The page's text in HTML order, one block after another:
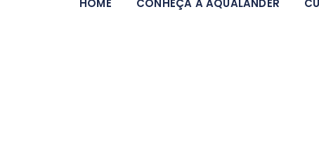
HOME CONHEÇA A AQUALANDER